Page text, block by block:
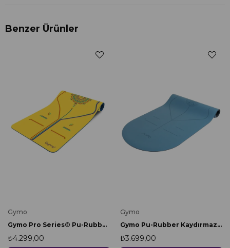
Benzer Ürünler
Gymo
Gymo Pro Series® Pu-Rubber Kaydırmaz Kauçuk Yoga Pilates Matı 5mm Yellow
₺4.299,00
Gymo
Gymo Pu-Rubber Kaydırmaz Kauçuk Yoga Pilates Matı 5mm Mavi
₺3.699,00